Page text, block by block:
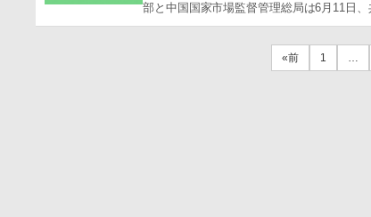
部と中国国家市場監督管理総局は6月11日
«前 1 …